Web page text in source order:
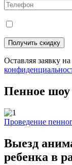
Оставляя заявку
Пенное шоу
Проведение
Выезд
ребенка в